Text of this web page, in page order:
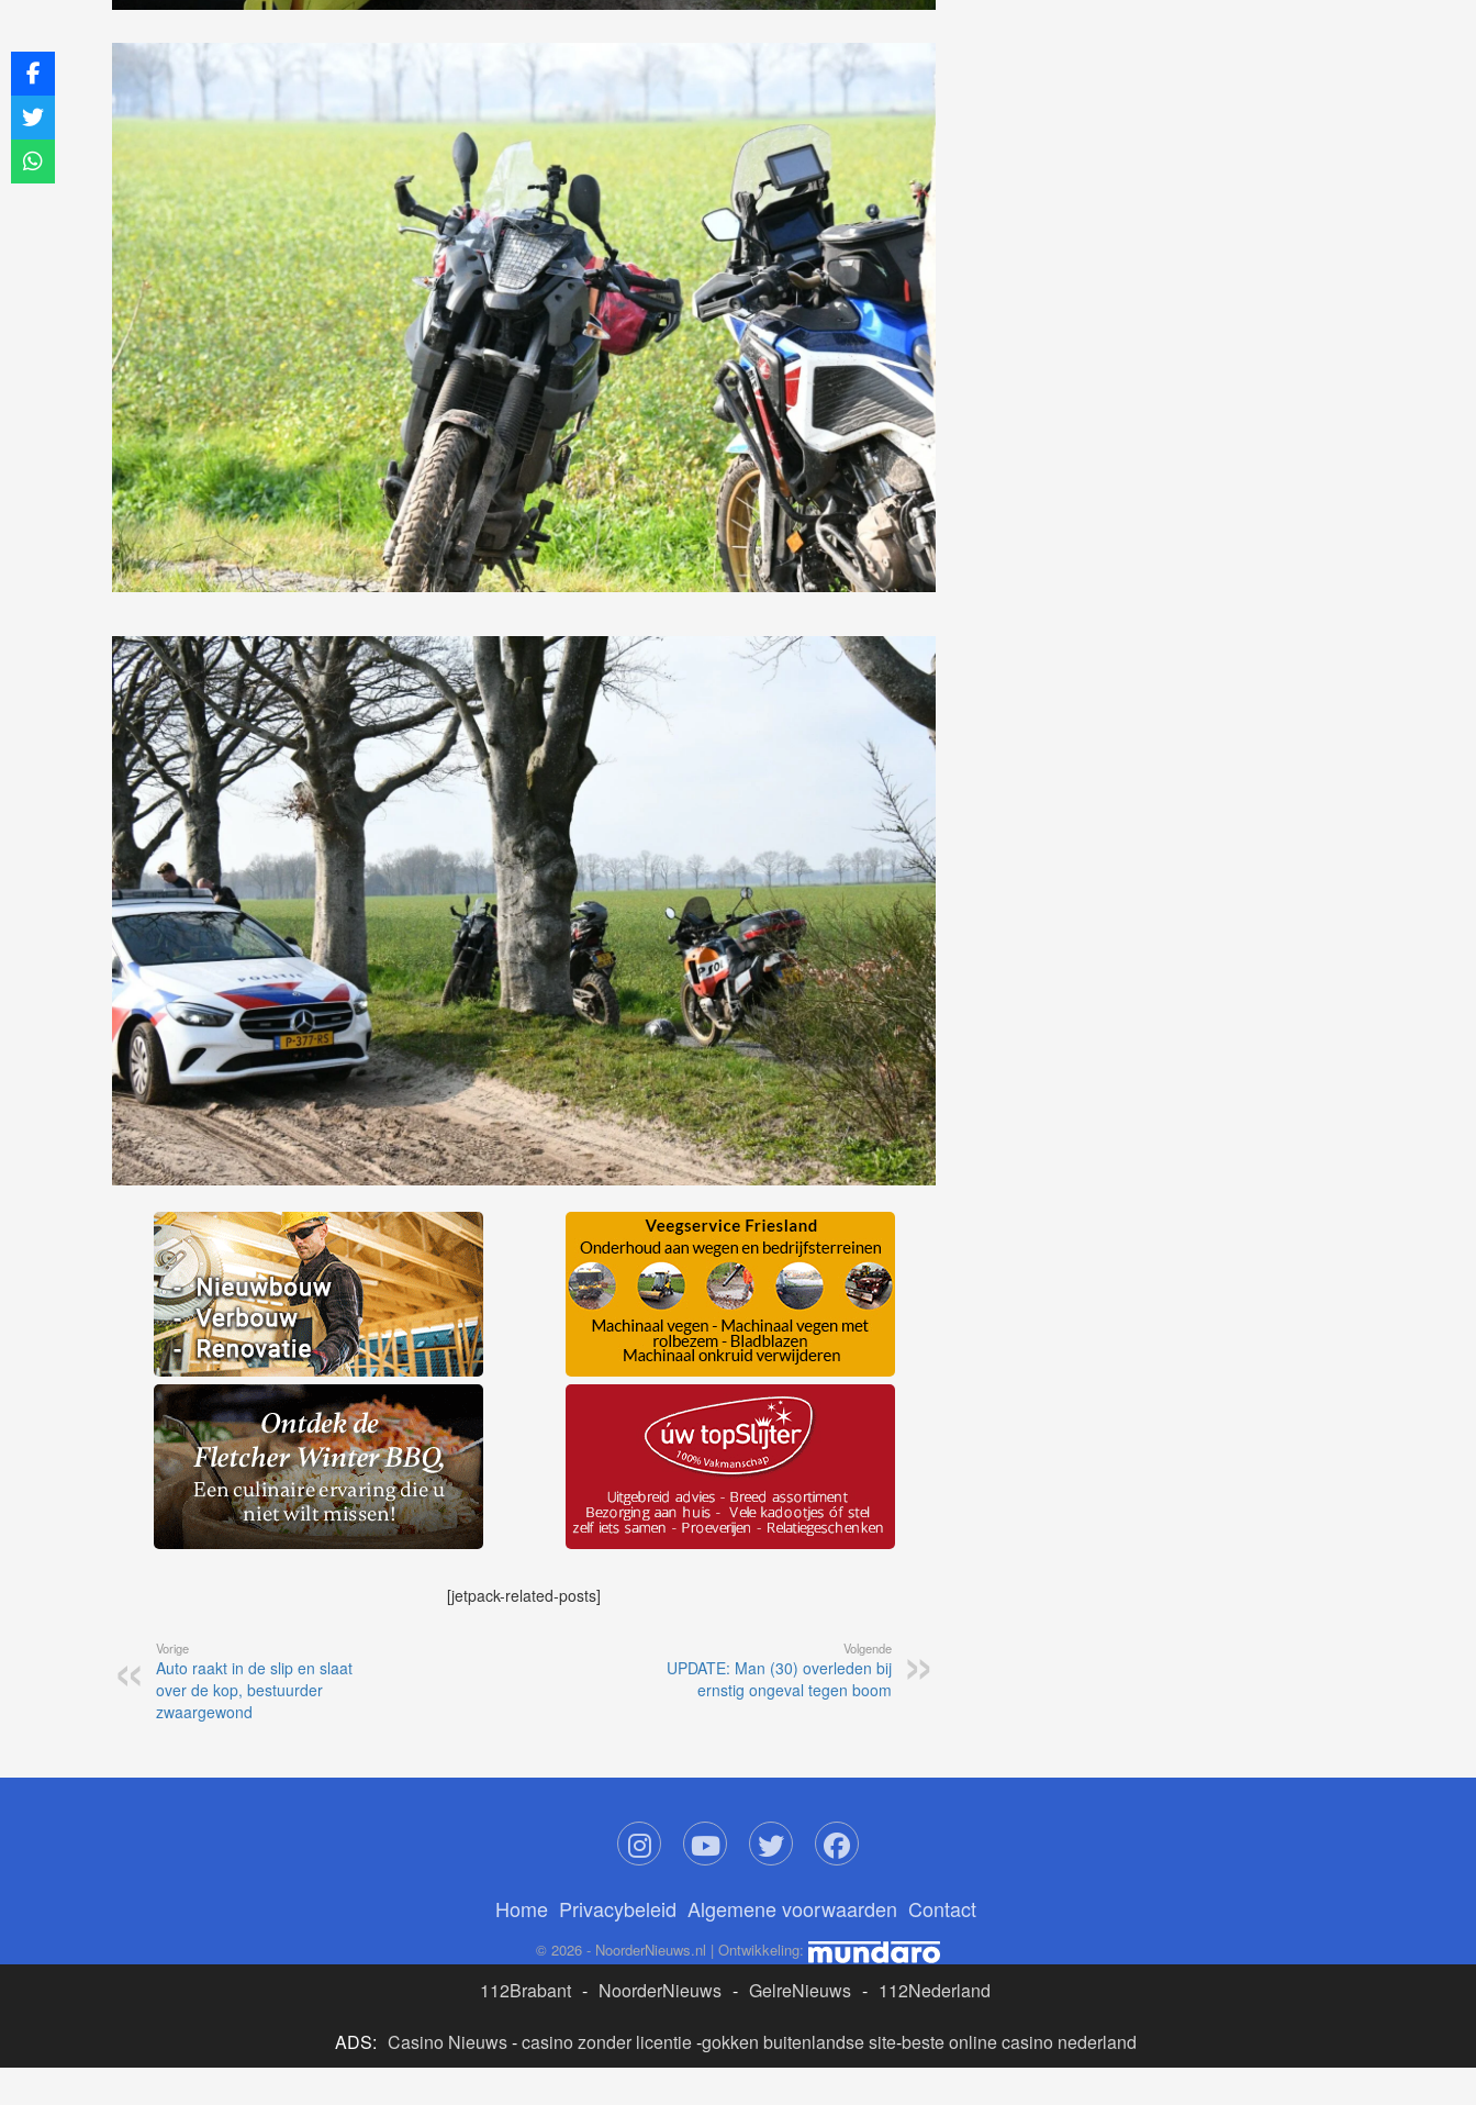
[jetpack-related-posts]
Vorige
Auto raakt in de slip en slaat
over de kop, bestuurder
zwaargewond
Volgende
UPDATE: Man (30) overleden bij
ernstig ongeval tegen boom
Home Privacybeleid Algemene voorwaarden Contact
© 2026 - NoorderNieuws.nl | Ontwikkeling:
112Brabant - NoorderNieuws - GelreNieuws - 112Nederland
ADS: Casino Nieuws-casino zonder licentie-gokken buitenlandse site-beste online casino nederland